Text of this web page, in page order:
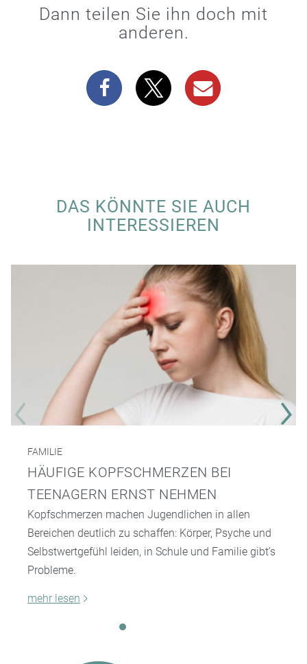
Dann teilen Sie ihn doch mit
anderen.
DAS KÖNNTE SIE AUCH
INTERESSIEREN
FAMILIE
HÄUFIGE KOPFSCHMERZEN BEI
TEENAGERN ERNST NEHMEN
Kopfschmerzen machen Jugendlichen in allen
Bereichen deutlich zu schaffen: Körper, Psyche und
Selbstwertgefühl leiden, in Schule und Familie gibt’s
Probleme.
mehr lesen